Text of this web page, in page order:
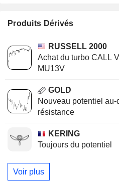
Produits Dérivés
RUSSELL 2000
Achat du turbo CALL
MU13V
GOLD
Nouveau potentiel au-
résistance
KERING
Toujours du potentiel
Voir plus